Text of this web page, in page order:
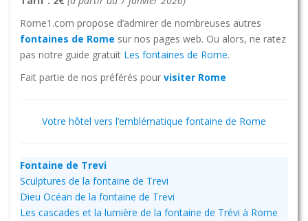
Rome1.com propose d’admirer de nombreuses autres
fontaines de Rome sur nos pages web. Ou alors, ne ratez
pas notre guide gratuit Les fontaines de Rome.
Fait partie de nos préférés pour visiter Rome
Votre hôtel vers l’emblématique fontaine de Rome
Fontaine de Trevi
Sculptures de la fontaine de Trevi
Dieu Océan de la fontaine de Trevi
Les cascades et la lumière de la fontaine de Trévi à Rome